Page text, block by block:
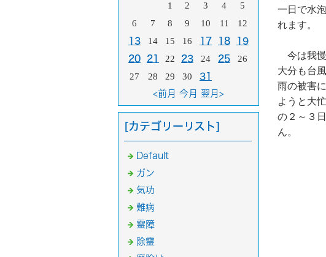
一日で水
れます。
今は我慢
大分も台
雨の被害
ようと大
の２～３
ん。
1
2 3 4
5
6
7 8 9 10 11 12
13 14 15 16 17 18
19
20
21 22 23 24 25
26
27
28 29 30
31
<前月 今月 翌月>
[カテゴリーリスト]
Default
ガン
気功
難病
霊障
除霊